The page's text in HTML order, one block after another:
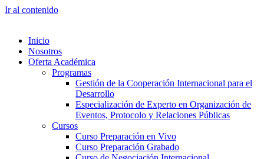
Ir al contenido
Inicio
Nosotros
Oferta Académica
Programas
Gestión de la Cooperación Internacional para el
Desarrollo
Especialización de Experto en Organización de
Eventos, Protocolo y Relaciones Públicas
Cursos
Curso Preparación en Vivo
Curso Preparación Grabado